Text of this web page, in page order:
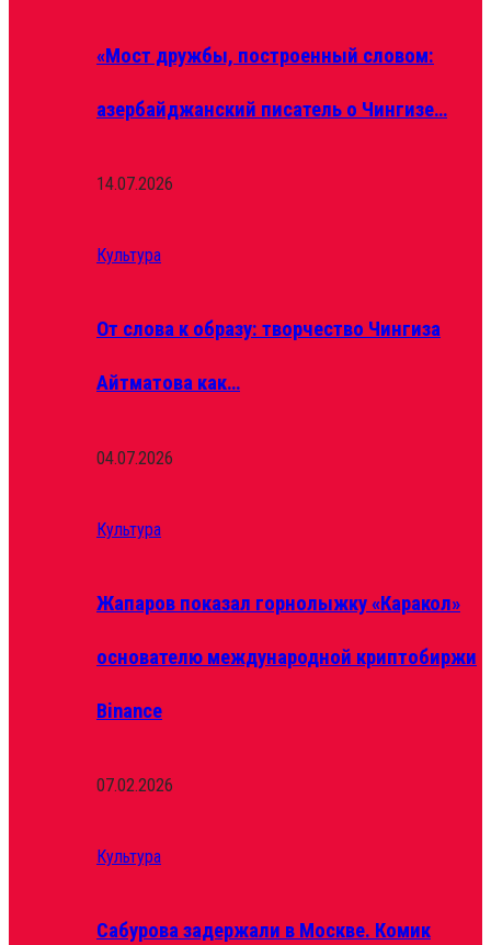
«Мост дружбы, построенный словом:
азербайджанский писатель о Чингизе…
14.07.2026
Культура
От слова к образу: творчество Чингиза
Айтматова как…
04.07.2026
Культура
Жапаров показал горнолыжку «Каракол»
основателю международной криптобиржи
Binance
07.02.2026
Культура
Сабурова задержали в Москве. Комик